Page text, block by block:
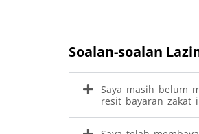
Soalan-soalan
Saya masih belum
resit bayaran zakat